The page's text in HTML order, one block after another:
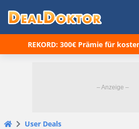
REKORD: 300€ Prämie für
User Deals